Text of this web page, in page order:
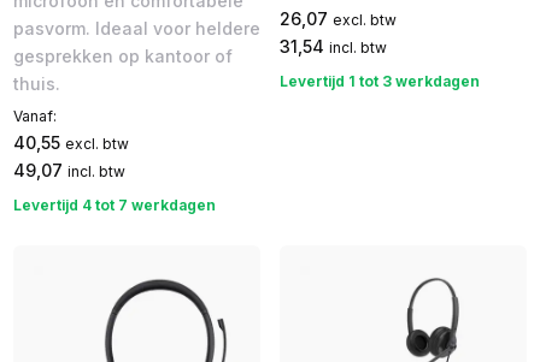
pasvorm. Ideaal voor heldere
gesprekken op kantoor of
thuis.
Vanaf:
40,55 excl. btw
49,07 incl. btw
Levertijd 4 tot 7 werkdagen
26,07 excl. btw
31,54 incl. btw
Levertijd 1 tot 3 werkdagen